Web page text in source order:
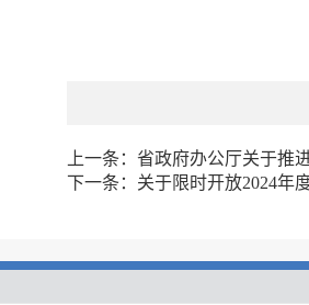
上一条： 省政府办公厅关于推
下一条： 关于限时开放2024年